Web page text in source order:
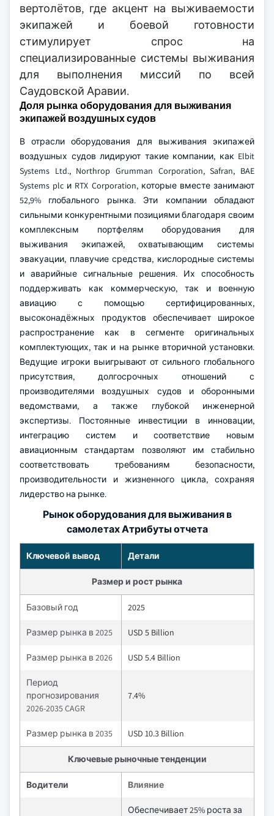
вертолётов, где акцент на выживаемости
экипажей и боевой готовности
стимулирует спрос на
специализированные системы выживания
для выполнения миссий по всей
Саудовской Аравии.
Доля рынка оборудования для выживания
экипажей воздушных судов
В отрасли оборудования для выживания экипажей
воздушных судов лидируют такие компании, как Elbit
Systems Ltd., Northrop Grumman Corporation, Safran, BAE
Systems plc и RTX Corporation, которые вместе занимают
52,9% глобального рынка. Эти компании обладают
сильными конкурентными позициями благодаря своим
комплексным портфелям оборудования для
выживания экипажей, охватывающим системы
эвакуации, плавучие средства, кислородные системы
и аварийные сигнальные решения. Их способность
поддерживать как коммерческую, так и военную
авиацию с помощью сертифицированных,
высоконадёжных продуктов обеспечивает широкое
распространение как в сегменте оригинальных
комплектующих, так и на рынке вторичной установки.
Ведущие игроки выигрывают от сильного глобального
присутствия, долгосрочных отношений с
производителями воздушных судов и оборонными
ведомствами, а также глубокой инженерной
экспертизы. Постоянные инвестиции в инновации,
интеграцию систем и соответствие новым
авиационным стандартам позволяют им стабильно
соответствовать требованиям безопасности,
производительности и жизненного цикла, сохраняя
лидерство на рынке.
Рынок оборудования для выживания в
самолетах Атрибуты отчета
Ключевой вывод Детали
Размер и рост рынка
Базовый год 2025
Размер рынка в 2025 USD 5 Billion
Размер рынка в 2026 USD 5.4 Billion
Период
прогнозирования
2026-2035 CAGR
7.4%
Размер рынка в 2035 USD 10.3 Billion
Ключевые рыночные тенденции
Водители Влияние
Обеспечивает 25% роста за